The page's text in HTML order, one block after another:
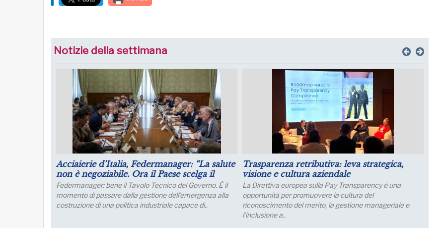
Notizie della settimana
leva strategica,
Transparency è una
gestione manageriale e
Puntare su infrastrutture e manager per il
futuro dell’industria del nord Italia
Lo sviluppo di quest’area è fondamentale per un
collegamento con l’Europa
Luglio: migliorano le aspettative sulla
produzione
Le aspettative delle grandi imprese industriali
a luglio, con un aumento della quota di imprese
prevede una crescita della produzione; nei..